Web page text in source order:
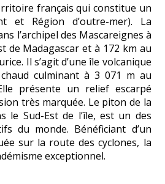
français qui constitue un
et Région d’outre-mer). La
l’archipel des Mascareignes à
de Madagascar et à 172 km au
Il s’agit d’une île volcanique
culminant à 3 071 m au
présente un relief escarpé
très marquée. Le piton de la
le Sud-Est de l’île, est un des
du monde. Bénéficiant d’un
sur la route des cyclones, la
exceptionnel.